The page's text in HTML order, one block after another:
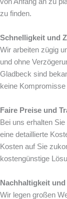
zu finden.
Schnelligkeit und
Wir arbeiten zügig
und ohne
Gladbeck sind
keine
Faire Preise und
Bei uns erhalten
eine detaillierte
Kosten auf Sie
kostengünstige
Nachhaltigkeit
Wir legen großen